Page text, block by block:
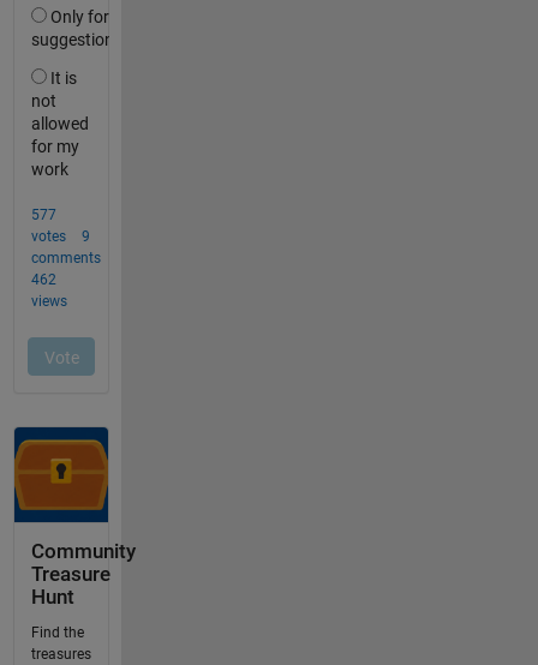
Community
Treasure
Hunt
Find the
treasures